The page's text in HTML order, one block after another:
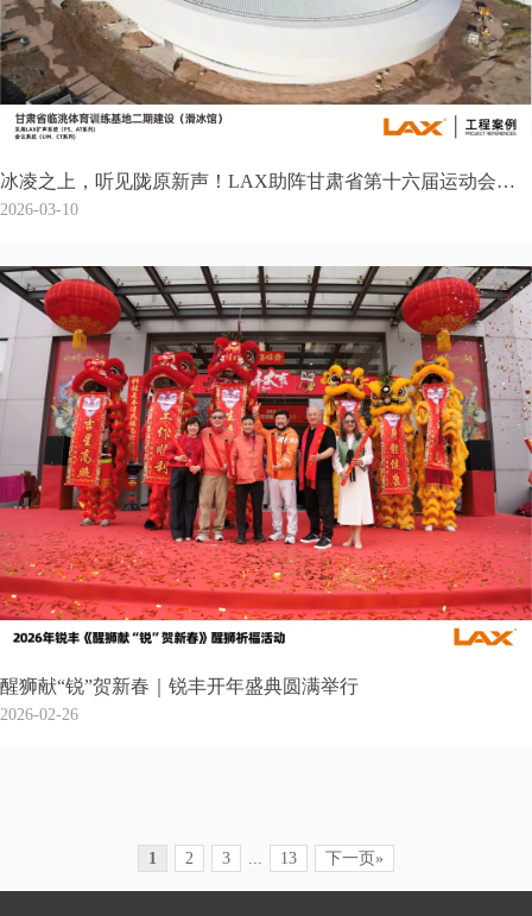
冰凌之上，听见陇原新声！LAX助阵甘肃省第十六届运动会，甘肃省临洮体育训练基地滑冰馆成功开赛
2026-03-10
醒狮献“锐”贺新春｜锐丰开年盛典圆满举行
2026-02-26
1 2 3 ... 13 下一页»